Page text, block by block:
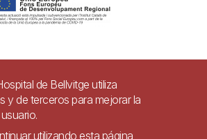
Contacto
de Bellvitge utiliza
y de terceros para mejorar la
utilizando esta página